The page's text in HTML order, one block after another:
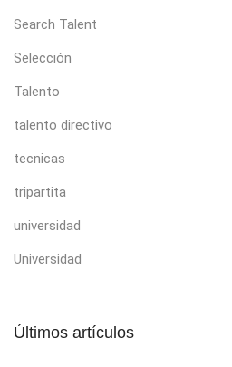
Search Talent
Selección
Talento
talento directivo
tecnicas
tripartita
universidad
Universidad
Últimos artículos